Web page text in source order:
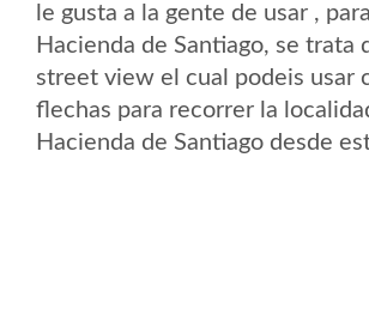
le gusta a la gente de usar ,
Hacienda de Santiago, se trata
street view el cual podeis usar
flechas para recorrer la
Hacienda de Santiago desde